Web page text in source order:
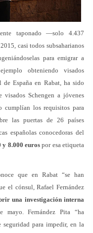
taponado —solo 4.437
casi todos subsaharianos
para emigrar a
obteniendo visados
de España en Rabat, ha sido
visados Schengen a jóvenes
cumplían los requisitos para
las puertas de 26 países
españolas conocedoras del
y 8.000 eurospor esa etiqueta
que en Rabat “se han
el cónsul, Rafael Fernández
una investigación interna
mayo. Fernández Pita “ha
seguridad para impedir, en la